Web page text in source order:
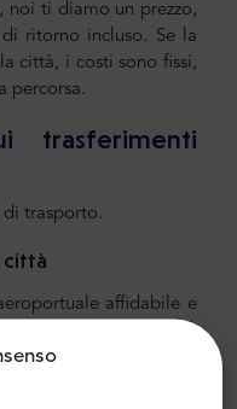
noi ti diamo un prezzo,
ritorno incluso. Se la
città, i costi sono fissi,
percorsa.
trasferimenti
di trasporto.
affidabile e
una scelta di
Advisor. Offriamo il